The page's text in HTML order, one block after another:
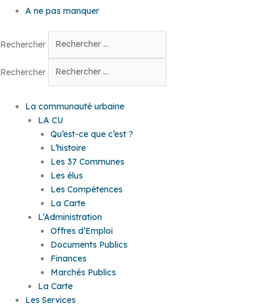
A ne pas manquer
Rechercher
Rechercher
La communauté urbaine
LA CU
Qu’est-ce que c’est ?
L’histoire
Les 37 Communes
Les élus
Les Compétences
La Carte
L’Administration
Offres d’Emploi
Documents Publics
Finances
Marchés Publics
La Carte
Les Services